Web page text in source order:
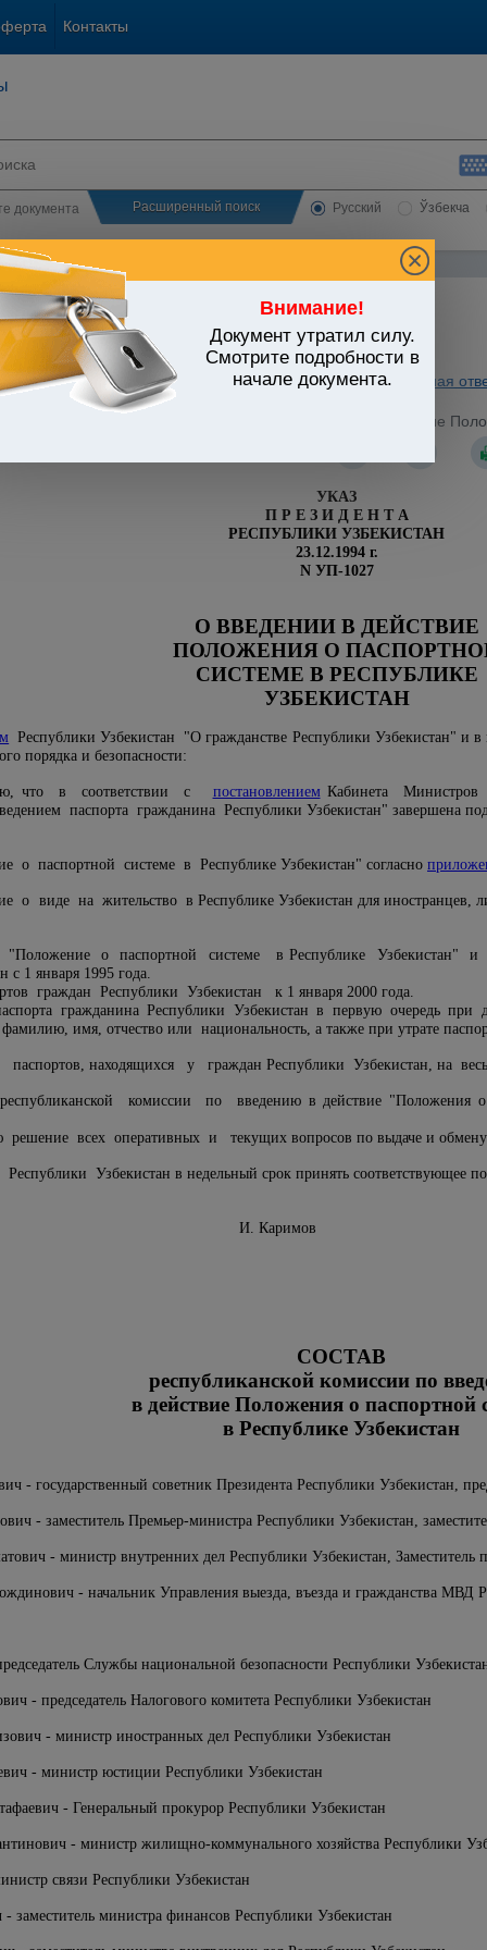
Контакты
документа Расширенный поиск Русский Ўзбекча
Внимание!
Документ утратил силу.
Смотрите подробности в
начале документа.
УЗБЕКИСТАНА
правопорядка. Безопасность. Административная и уголовная
от 23.12.1994 г. N УП-1027 "О введении в действие
УКАЗ
П Р Е З И Д Е Н Т А
РЕСПУБЛИКИ УЗБЕКИСТАН
23.12.1994 г.
N УП-1027
О ВВЕДЕНИИ В ДЕЙСТВИЕ
ПОЛОЖЕНИЯ О
СИСТЕМЕ В РЕСПУБЛИКЕ
УЗБЕКИСТАН
Республики Узбекистан "О гражданстве Республики Узбекистан" и
порядка и безопасности:
что в соответствии с постановлениемКабинета Министров
паспорта гражданина Республики Узбекистан" завершена
о паспортной системе в Республике Узбекистан" согласно
виде на жительство в Республике Узбекистан для иностранцев,
о паспортной системе в Республике Узбекистан" и
с 1 января 1995 года.
граждан Республики Узбекистан к 1 января 2000 года.
гражданина Республики Узбекистан в первую очередь при
имя, отчество или национальность, а также при утрате
находящихся у граждан Республики Узбекистан, на
комиссии по введению в действие "Положения о
всех оперативных и текущих вопросов по выдаче и обмену
Узбекистан в недельный срок принять соответствующее
И. Каримов
СОСТАВ
республиканской комиссии по
в действие Положения о паспортной
в Республике Узбекистан
- государственный советник Президента Республики Узбекистан,
- заместитель Премьер-министра Республики Узбекистан,
- министр внутренних дел Республики Узбекистан, Заместитель
- начальник Управления выезда, въезда и гражданства МВД
Службы национальной безопасности Республики
- председатель Налогового комитета Республики Узбекистан
- министр иностранных дел Республики Узбекистан
- министр юстиции Республики Узбекистан
- Генеральный прокурор Республики Узбекистан
- министр жилищно-коммунального хозяйства Республики
связи Республики Узбекистан
- заместитель министра финансов Республики Узбекистан